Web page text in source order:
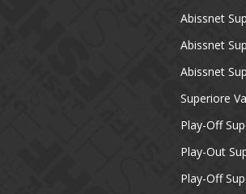
Abissnet
Abissnet
Abissnet
Superiore
Play-Off
Play-Out
Play-Off